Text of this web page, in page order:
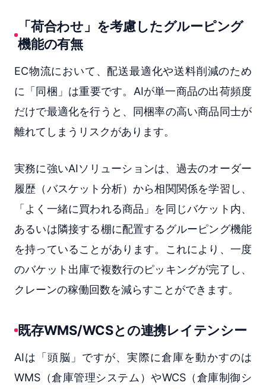
「荷合わせ」を考慮したグルーピング
機能の有無
EC物流において、配送最適化や送料削減のため
に「同梱」は重要です。AIが単一商品の出荷頻度
だけで最適化を行うと、同梱率の高い商品同士が
離れてしまうリスクがあります。
実務に強いAIソリューションは、過去のオーダー
履歴（バスケット分析）から相関関係を学習し、
「よく一緒に買われる商品」を同じバケット内、
あるいは隣接する棚に配置するグルーピング機能
を持っていることがあります。これにより、一度
のバケット出庫で複数行のピッキングが完了し、
クレーンの稼働回数を減らすことができます。
既存WMS/WCSとの連携レイテンシー
AIは「頭脳」ですが、実際に倉庫を動かすのは
WMS（倉庫管理システム）やWCS（倉庫制御シ